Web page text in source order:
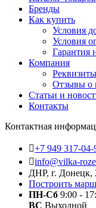
Бренды
Как купить
Условия
Условия
Гарантия
Компания
Реквизиты
Отзывы о
Статьи и
Контакты
Контактная
+7 949 317-04-
info@vilka-
ДНР, г. Донецк,
Построить
ПН-Сб 9:00 -
ВС Выходной